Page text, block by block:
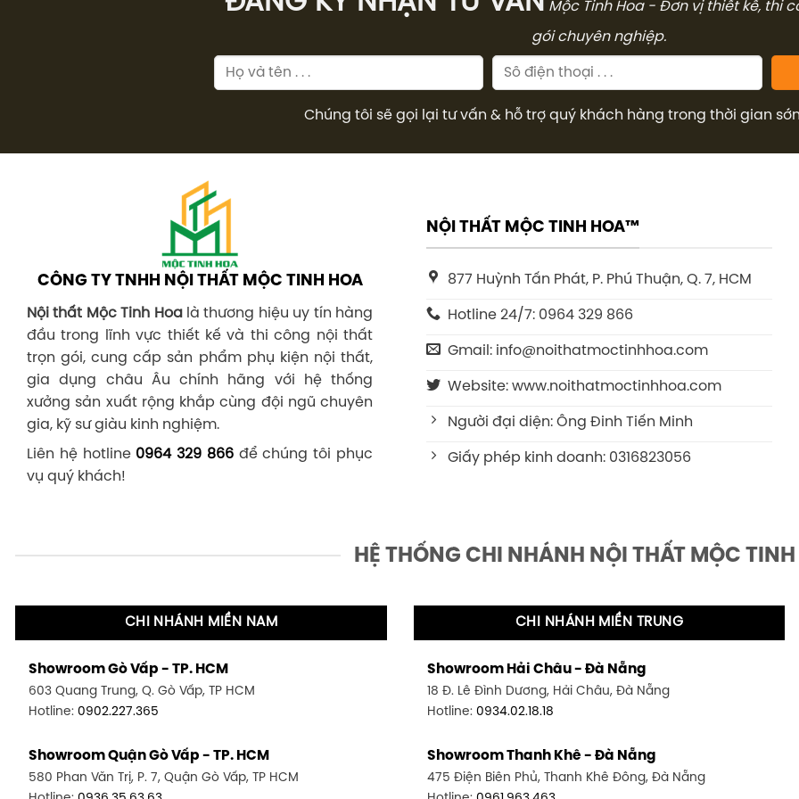
Mộc Tinh Hoa - Đơn vị thiết kế, thi
gói chuyên nghiệp.
Chúng tôi sẽ gọi lại tư vấn & hỗ trợ quý khách hàng trong thời gian
CÔNG TY TNHH NỘI THẤT MỘC TINH HOA
Nội thất Mộc Tinh Hoalà thương hiệu uy tín hàng
đầu trong lĩnh vực thiết kế và thi công nội thất
trọn gói, cung cấp sản phẩm phụ kiện nội thất,
gia dụng châu Âu chính hãng với hệ thống
xưởng sản xuất rộng khắp cùng đội ngũ chuyên
gia, kỹ sư giàu kinh nghiệm.
Liên hệ hotline 0964 329 866để chúng tôi phục
vụ quý khách!
NỘI THẤT MỘC TINH HOA™
877 Huỳnh Tấn Phát, P. Phú Thuận, Q. 7, HCM
Hotline 24/7: 0964 329 866
Gmail: info@noithatmoctinhhoa.com
Website: www.noithatmoctinhhoa.com
Người đại diện: Ông Đinh Tiến Minh
Giấy phép kinh doanh: 0316823056
HỆ THỐNG CHI NHÁNH NỘI THẤT MỘC
CHI NHÁNH MIỀN NAM
Showroom Gò Vấp - TP. HCM
603 Quang Trung, Q. Gò Vấp, TP HCM
Hotline: 0902.227.365
Showroom Quận Gò Vấp - TP. HCM
580 Phan Văn Trị, P. 7, Quận Gò Vấp, TP HCM
CHI NHÁNH MIỀN TRUNG
Showroom Hải Châu - Đà Nẵng
18 Đ. Lê Đình Dương, Hải Châu, Đà Nẵng
Hotline: 0934.02.18.18
Showroom Thanh Khê - Đà Nẵng
475 Điện Biên Phủ, Thanh Khê Đông, Đà Nẵng